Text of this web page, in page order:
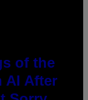
of the
AI After